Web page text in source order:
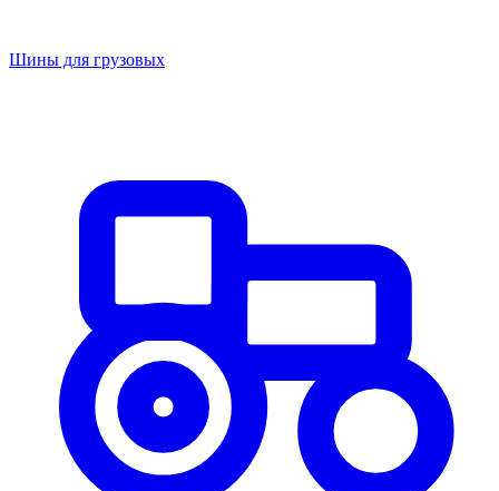
Шины для грузовых